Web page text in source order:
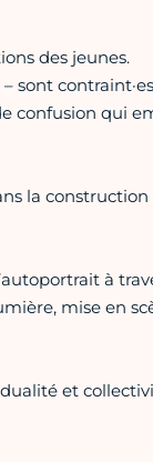
des jeunes.
sont
confusion qui
la construction
à
mise en
et